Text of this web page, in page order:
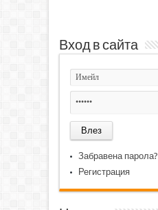
Вход в сайта
Забравена парола?
Регистрация